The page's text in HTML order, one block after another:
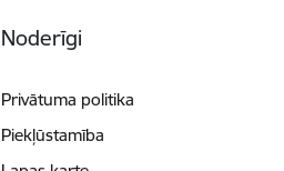
Noderīgi
Privātuma politika
Piekļūstamība